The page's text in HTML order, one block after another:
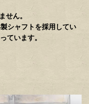
せん。
シャフトを採用してい
ています。